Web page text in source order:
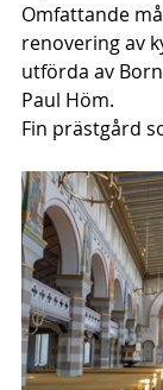
Omfattande
renovering av
utförda av
Paul Höm.
Fin prästgård